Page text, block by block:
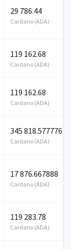
29 786.44
Cardano (ADA)
119 162.68
Cardano (ADA)
119 162.68
Cardano (ADA)
345 818.577776
Cardano (ADA)
17 876.667888
Cardano (ADA)
119 283.78
Cardano (ADA)